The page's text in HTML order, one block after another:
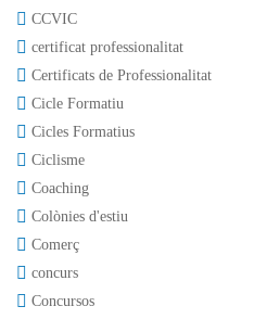
CCVIC
certificat professionalitat
Certificats de Professionalitat
Cicle Formatiu
Cicles Formatius
Ciclisme
Coaching
Colònies d'estiu
Comerç
concurs
Concursos